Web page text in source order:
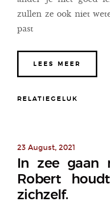
zullen ze ook niet
past
LEES MEER
RELATIEGELUK
23 August, 2021
In zee gaan
Robert
zichzelf.